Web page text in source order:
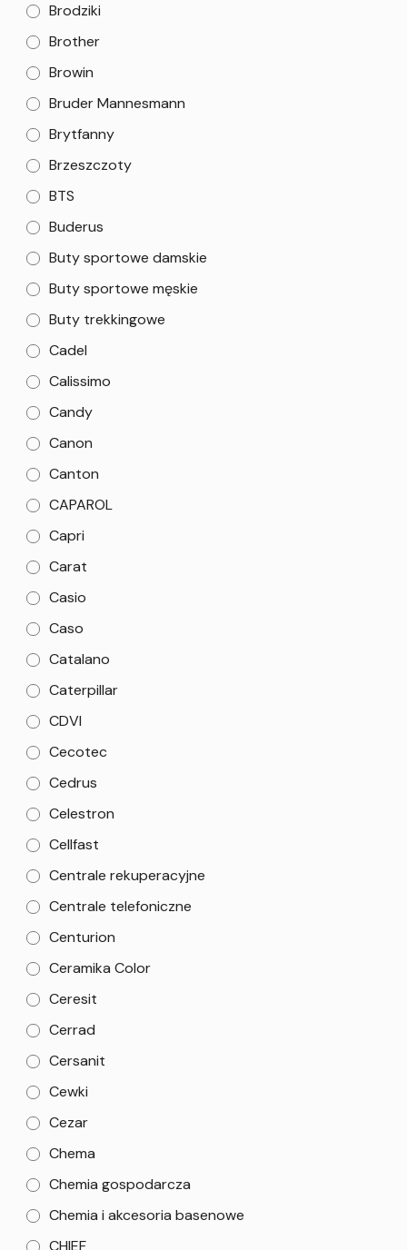
Brodziki
Brother
Browin
Bruder Mannesmann
Brytfanny
Brzeszczoty
BTS
Buderus
Buty sportowe damskie
Buty sportowe męskie
Buty trekkingowe
Cadel
Calissimo
Candy
Canon
Canton
CAPAROL
Capri
Carat
Casio
Caso
Catalano
Caterpillar
CDVI
Cecotec
Cedrus
Celestron
Cellfast
Centrale rekuperacyjne
Centrale telefoniczne
Centurion
Ceramika Color
Ceresit
Cerrad
Cersanit
Cewki
Cezar
Chema
Chemia gospodarcza
Chemia i akcesoria basenowe
CHIEF